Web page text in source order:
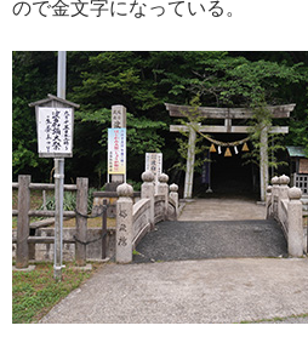
ので金文字になっている。